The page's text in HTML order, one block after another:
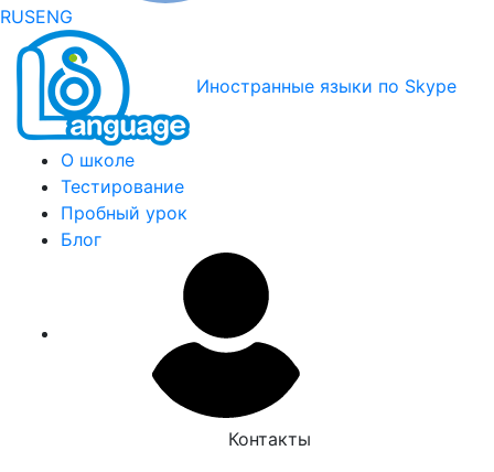
RUSENG
Иностранные языки по Skype
О школе
Тестирование
Пробный урок
Блог
Контакты